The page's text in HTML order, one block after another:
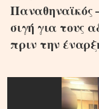
Παναθηναϊκός
σιγή για τους
πριν την